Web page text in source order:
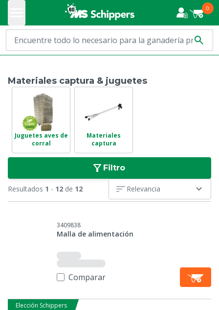
0
Materiales captura & juguetes
Juguetes aves de
corral
Materiales
captura
Filtro
Resultados 1 - 12 de 12 Relevancia
3409838
Malla de alimentación
Comparar
Elección Schippers